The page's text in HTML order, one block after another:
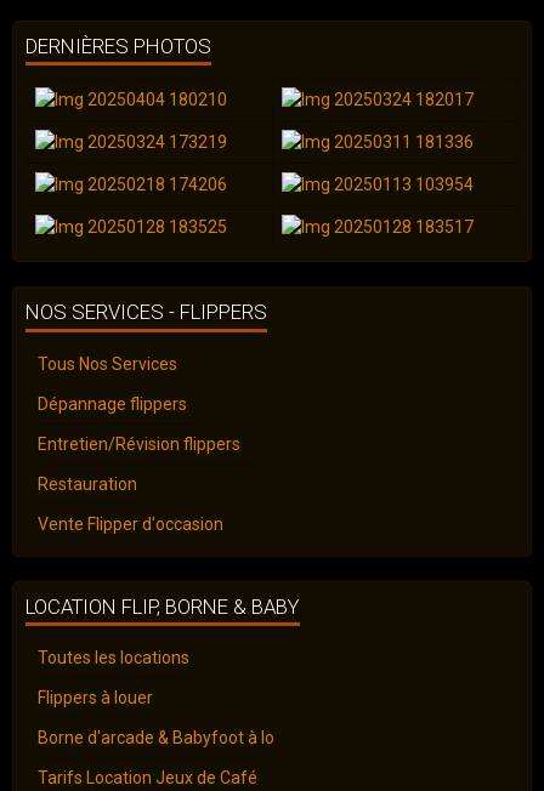
DERNIÈRES PHOTOS
NOS SERVICES - FLIPPERS
Tous Nos Services
Dépannage flippers
Entretien/Révision flippers
Restauration
Vente Flipper d'occasion
LOCATION FLIP, BORNE & BABY
Toutes les locations
Flippers à louer
Borne d'arcade & Babyfoot à lo
Tarifs Location Jeux de Café